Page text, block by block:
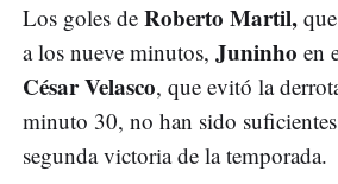
Los goles de Roberto Martil,
a los nueve minutos, Juninho en
César Velasco, que evitó la
minuto 30, no han sido
segunda victoria de la temporada.